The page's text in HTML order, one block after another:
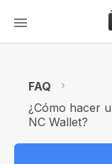
FAQ
¿Cómo hacer
NC Wallet?